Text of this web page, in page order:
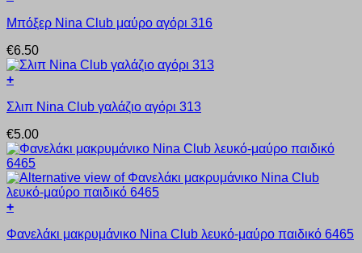
του
προϊόντος
μπορούν
επιλεγούν
στη
σελίδα
του
προϊόντος
το
έχει
πολλαπλές
παραλλαγές.
επιλογές
να
επιλεγούν
στη
σελίδα
του
προϊόντος
Μπόξερ Nina Club μαύρο αγόρι 316
€6.50
+
το
έχει
πολλαπλές
παραλλαγές.
Οι
επιλογές
μπορούν
επιλεγούν
Σλιπ Nina Club γαλάζιο αγόρι 313
€5.00
+
το
Φανελάκι μακρυμάνικο Nina Club λευκό-μαύρο παιδικό 6465